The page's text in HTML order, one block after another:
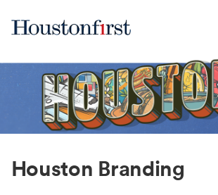
Houston Branding